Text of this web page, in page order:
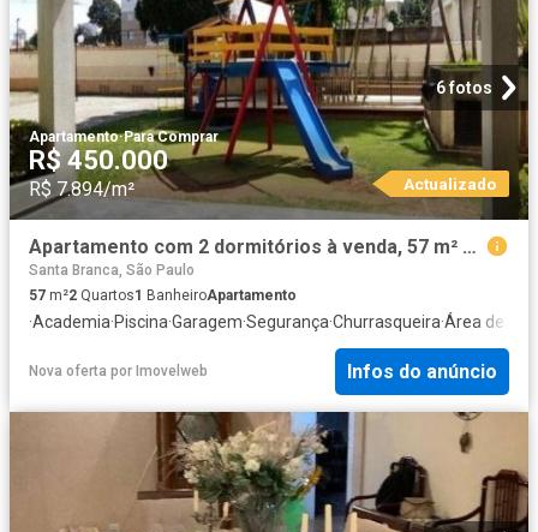
6 fotos
Apartamento·Para Comprar
R$ 450.000
R$ 7.894/m² Actualizado
Apartamento com 2 dormitórios à venda, 57 m² por R$ 450.000,00 Vila Cardoso São José dos Campos/
Santa Branca, São Paulo
57 m²2 Quartos1 BanheiroApartamento
·Academia·Piscina·Garagem·Segurança·Churrasqueira·Área de
Nova oferta por Imovelweb Infos do anúncio